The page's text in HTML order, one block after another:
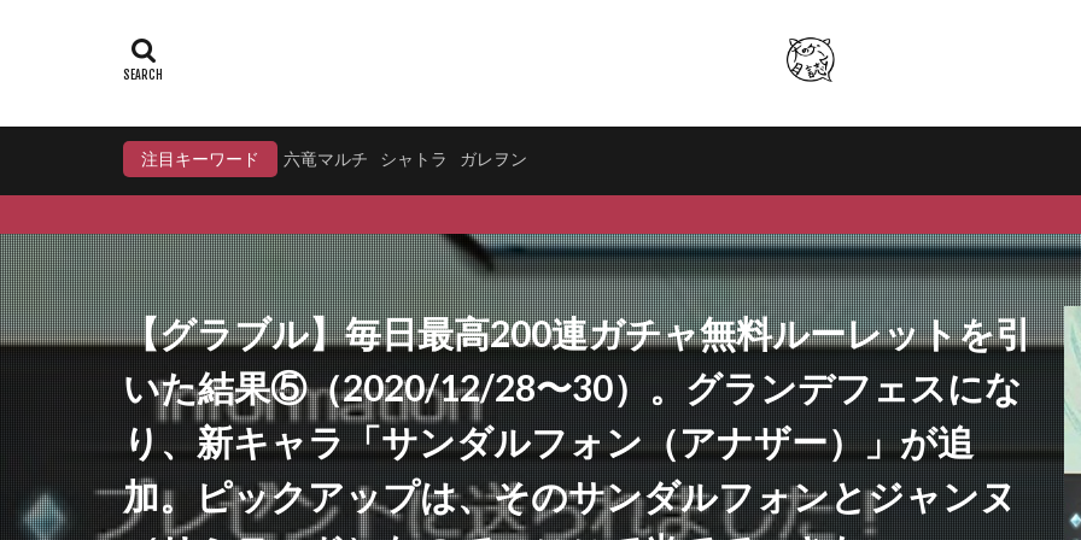
注目キーワード 六竜マルチ シャトラ ガレヲン
【グラブル】毎日最高200連ガチャ無料ルーレットを引
いた結果⑤（2020/12/28〜30）。グランデフェスにな
り、新キャラ「サンダルフォン（アナザー）」が追
加。ピックアップは、そのサンダルフォンとジャンヌ